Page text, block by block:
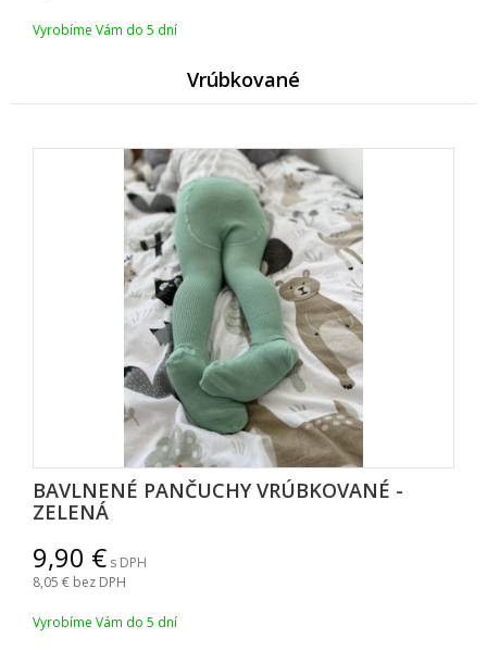
Vyrobíme Vám do 5 dní
Vrúbkované
BAVLNENÉ PANČUCHY VRÚBKOVANÉ -
ZELENÁ
9,90
s DPH
8,05 bez DPH
Vyrobíme Vám do 5 dní